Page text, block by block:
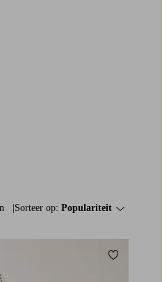
Sorteer op: Populariteit
Toevoegen